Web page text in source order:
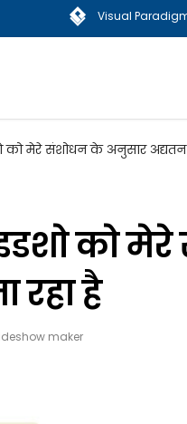
Visual
मेरे संशोधन के अनुसार अद्यतन
को
रहा है
maker